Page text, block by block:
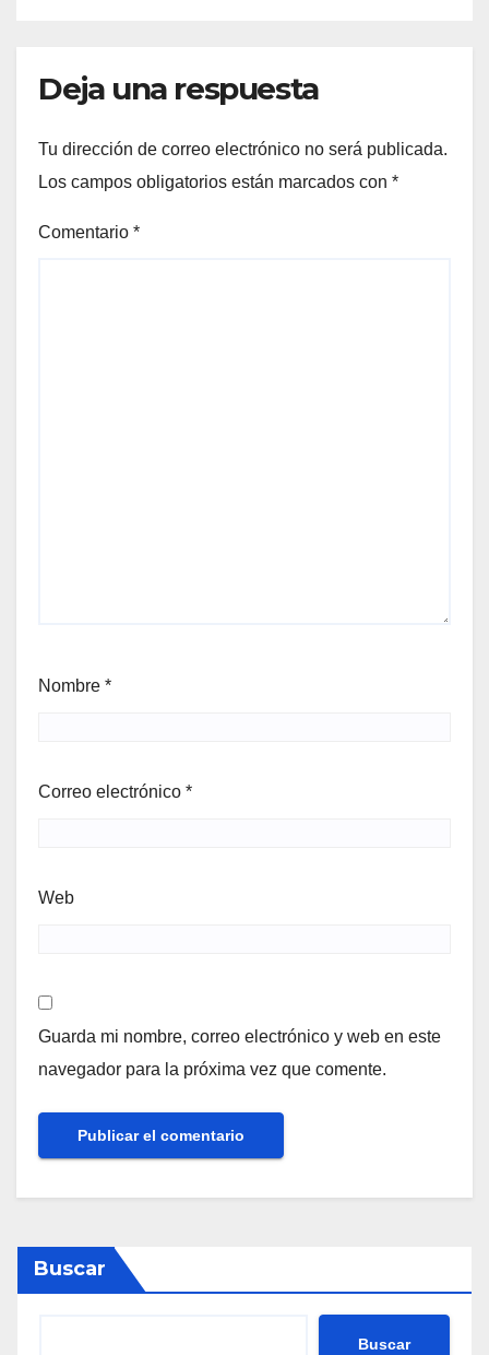
Deja una respuesta
Tu dirección de correo electrónico no será publicada.
Los campos obligatorios están marcados con *
Comentario *
Nombre *
Correo electrónico *
Web
Guarda mi nombre, correo electrónico y web en este
navegador para la próxima vez que comente.
Buscar
Buscar